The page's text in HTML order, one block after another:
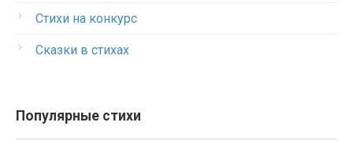
Стихи на конкурс
Сказки в стихах
Популярные стихи